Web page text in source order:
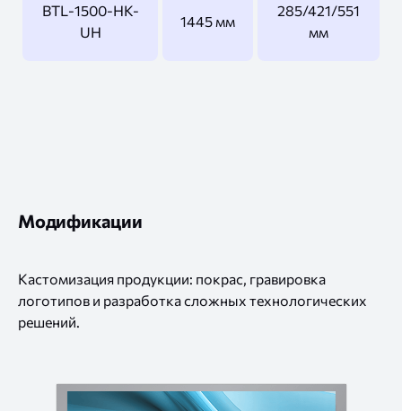
BTL-1500-HK-
UH
1445 мм
285/421/551
мм
Модификации
Кастомизация продукции: покрас, гравировка
логотипов и разработка сложных технологических
решений.